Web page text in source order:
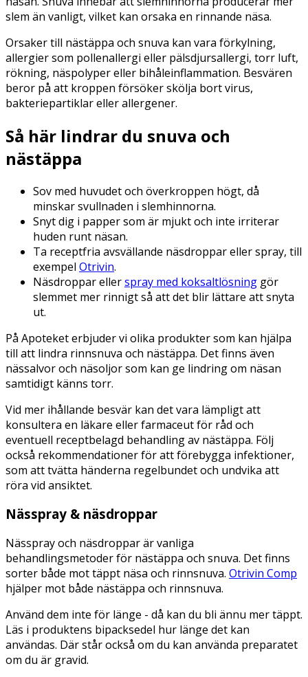
slem än vanligt, vilket kan orsaka en rinnande näsa.
Orsaker till nästäppa och snuva kan vara förkylning,
allergier som pollenallergi eller pälsdjursallergi, torr luft,
rökning, näspolyper eller bihåleinflammation. Besvären
beror på att kroppen försöker skölja bort virus,
bakteriepartiklar eller allergener.
Så här lindrar du snuva och
nästäppa
Sov med huvudet och överkroppen högt, då
minskar svullnaden i slemhinnorna.
Snyt dig i papper som är mjukt och inte irriterar
huden runt näsan.
Ta receptfria avsvällande näsdroppar eller spray, till
exempel Otrivin.
Näsdroppar ellerspray med koksaltlösning gör
slemmet mer rinnigt så att det blir lättare att snyta
ut.
På Apoteket erbjuder vi olika produkter som kan hjälpa
till att lindra rinnsnuva och nästäppa. Det finns även
nässalvor och näsoljor som kan ge lindring om näsan
samtidigt känns torr.
Vid mer ihållande besvär kan det vara lämpligt att
konsultera en läkare eller farmaceut för råd och
eventuell receptbelagd behandling av nästäppa. Följ
också rekommendationer för att förebygga infektioner,
som att tvätta händerna regelbundet och undvika att
röra vid ansiktet.
Nässpray & näsdroppar
Nässpray och näsdroppar är vanliga
behandlingsmetoder för nästäppa och snuva. Det finns
sorter både mot täppt näsa och rinnsnuva. Otrivin Comp
hjälper mot både nästäppa och rinnsnuva.
Använd dem inte för länge - då kan du bli ännu mer täppt.
Läs i produktens bipacksedel hur länge det kan
användas. Där står också om du kan använda preparatet
om du är gravid.